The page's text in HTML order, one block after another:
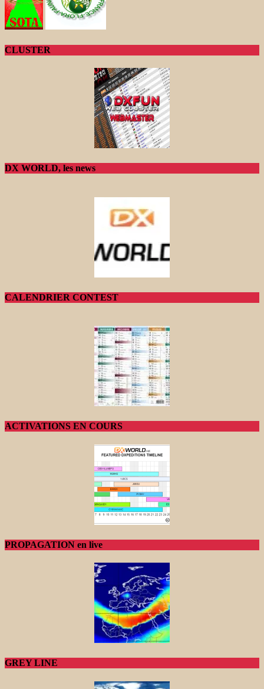
CLUSTER
DX WORLD, les news
CALENDRIER CONTEST
ACTIVATIONS EN COURS
PROPAGATION en live
GREY LINE